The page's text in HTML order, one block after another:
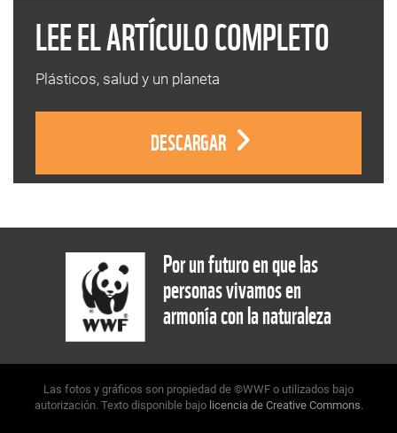
LEE EL ARTÍCULO COMPLETO
Plásticos, salud y un planeta
DESCARGAR
Por un futuro en que las
personas vivamos en
armonía con la naturaleza
Las fotos y gráficos son propiedad de ©WWF o utilizados bajo
autorización. Texto disponible bajo licencia de Creative Commons.